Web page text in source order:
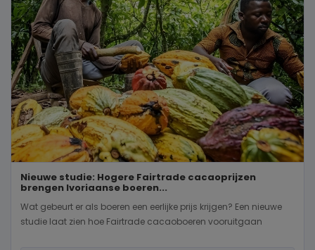
Nieuwe studie: Hogere Fairtrade cacaoprijzen
brengen Ivoriaanse boeren...
Wat gebeurt er als boeren een eerlijke prijs krijgen? Een nieuwe
studie laat zien hoe Fairtrade cacaoboeren vooruitgaan